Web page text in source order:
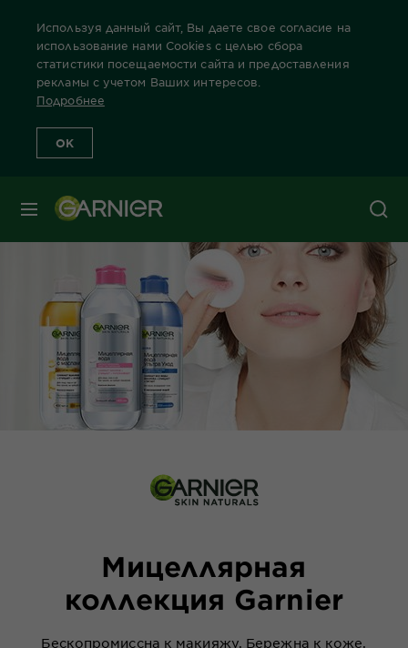
Используя данный сайт, Вы даете свое согласие на
использование нами Cookies с целью сбора
статистики посещаемости сайта и предоставления
рекламы с учетом Ваших интересов.
Подробнее
OK
МЕНЮ
Главная Лицо
Мицеллярная
коллекция Garnier
Бескопромиссна к макияжу. Бережна к коже.